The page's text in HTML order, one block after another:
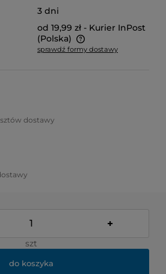
3 dni
od 19,99 zł - Kurier InPost
(Polska)
kosztów płatności
sprawdź formy dostawy
dostawy
+
szt
do koszyka